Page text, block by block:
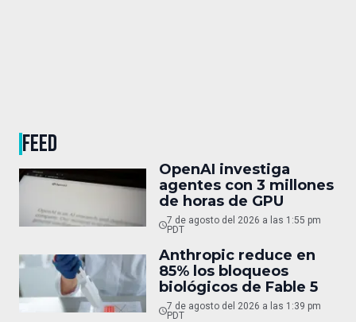
FEED
OpenAI investiga
agentes con 3 millones
de horas de GPU
7 de agosto del 2026 a las 1:55 pm
PDT
Anthropic reduce en
85% los bloqueos
biológicos de Fable 5
7 de agosto del 2026 a las 1:39 pm
PDT